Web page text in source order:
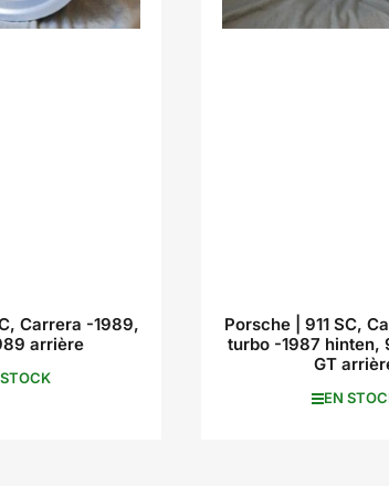
Carrera -1989,
arrière
Porsche | 911 SC,
turbo -1987 hinten,
GT
EN